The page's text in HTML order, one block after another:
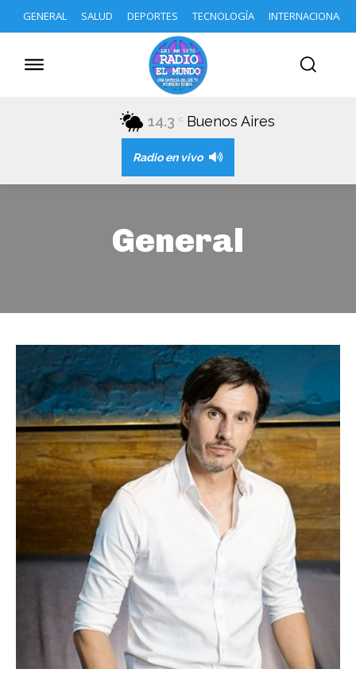
GENERAL SALUD DEPORTES TECNOLOGÍA INTERNACIONAL
14.3 C Buenos Aires
Radio en vivo
General